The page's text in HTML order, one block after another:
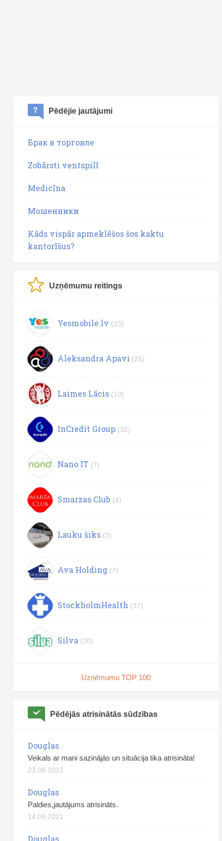
Pēdējie jautājumi
Брак в торговле
Zobārsti ventspilī
Medicīna
Мошенники
Kāds vispār apmeklēšos šos kaktu
kantorīšus?
Uzņēmumu reitings
Yesmobile.lv (23)
Aleksandra Apavi (25)
Laimes Lācis (10)
InCredit Group (32)
Nano IT (7)
Smarzas.Club (4)
Lauku šiks (3)
Ava Holding (7)
StockholmHealth (37)
Silva (20)
Uzņēmumu TOP 100
Pēdējās atrisinātās sūdzības
Douglas
Veikals ar mani sazinājās un situācija tika atrisināta!
23.08.2023
Douglas
Paldies,jautājums atrisināts.
14.09.2021
Douglas